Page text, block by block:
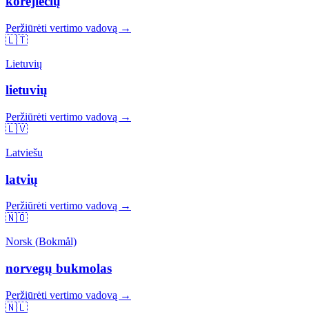
Peržiūrėti vertimo vadovą →
🇱🇹
Lietuvių
lietuvių
Peržiūrėti vertimo vadovą →
🇱🇻
Latviešu
latvių
Peržiūrėti vertimo vadovą →
🇳🇴
Norsk (Bokmål)
norvegų bukmolas
Peržiūrėti vertimo vadovą →
🇳🇱